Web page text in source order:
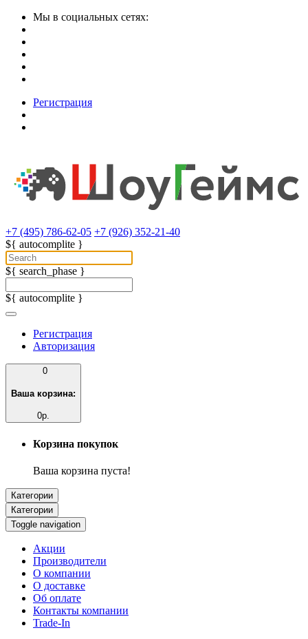
Мы в социальных сетях:
Регистрация
+7 (495) 786-62-05 +7 (926) 352-21-40
${ autocomplite }
${ search_phase }
${ autocomplite }
Регистрация
Авторизация
0
Ваша корзина:
0р.
Корзина покупок
Ваша корзина пуста!
Категории
Категории
Toggle navigation
Акции
Производители
О компании
О доставке
Об оплате
Контакты компании
Trade-In